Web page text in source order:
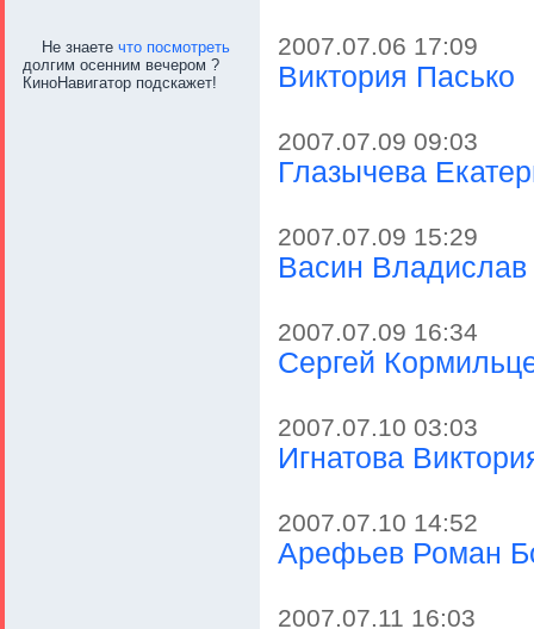
Не знаете что посмотреть
долгим осенним вечером ?
КиноНавигатор подскажет!
2007.07.06 17:09
Виктория Пасько
2007.07.09 09:03
Глазычева
2007.07.09 15:29
Васин Владислав
2007.07.09 16:34
Сергей
2007.07.10 03:03
Игнатова
2007.07.10 14:52
Арефьев Роман
2007.07.11 16:03